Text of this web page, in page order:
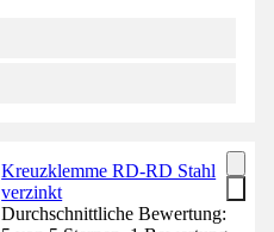
Kreuzklemme RD-RD Stahl
verzinkt
Durchschnittliche Bewertung: